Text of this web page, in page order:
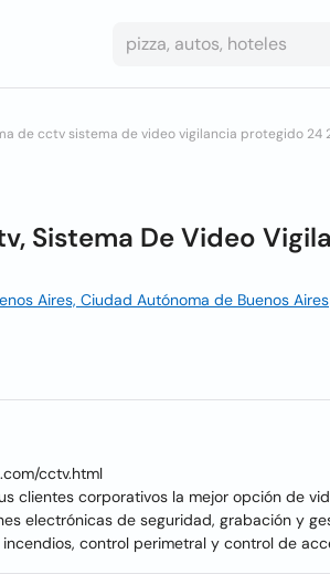
de cctv sistema de video vigilancia protegido 24
Sistema De Video
Aires, Ciudad Autónoma de Buenos Aires
cctv.html
clientes corporativos la mejor opción de
electrónicas de seguridad, grabación y
control perimetral y control de